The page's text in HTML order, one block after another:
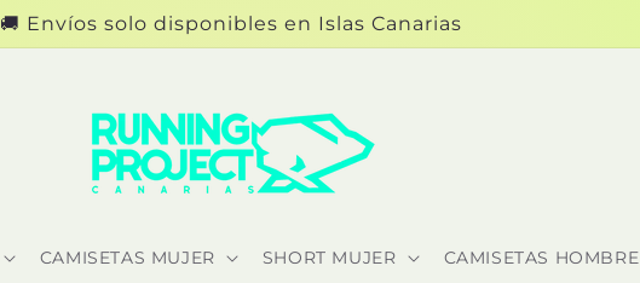
🚚 Envíos solo disponibles en Islas Canarias
CAMISETAS MUJER SHORT MUJER CAMISETAS HOMBRE